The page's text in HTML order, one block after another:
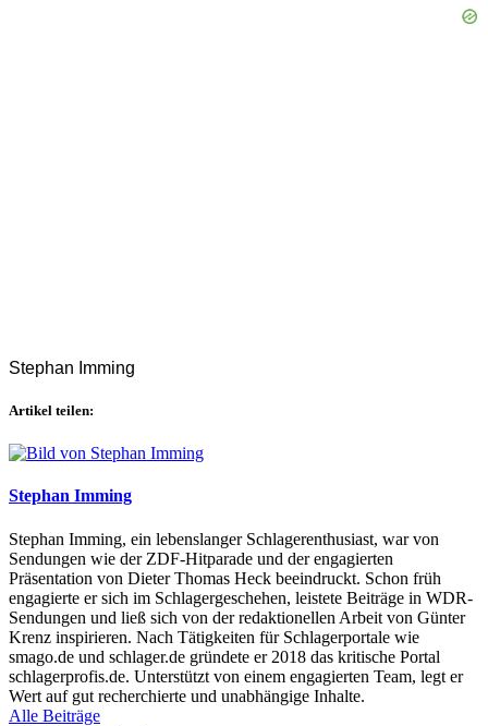
Stephan Imming
Artikel teilen:
Stephan Imming
Stephan Imming, ein lebenslanger Schlagerenthusiast, war von
Sendungen wie der ZDF-Hitparade und der engagierten
Präsentation von Dieter Thomas Heck beeindruckt. Schon früh
engagierte er sich im Schlagergeschehen, leistete Beiträge in WDR-
Sendungen und ließ sich von der redaktionellen Arbeit von Günter
Krenz inspirieren. Nach Tätigkeiten für Schlagerportale wie
smago.de und schlager.de gründete er 2018 das kritische Portal
schlagerprofis.de. Unterstützt von einem engagierten Team, legt er
Wert auf gut recherchierte und unabhängige Inhalte.
Alle Beiträge